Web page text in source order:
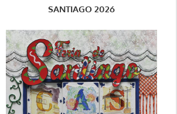
SANTIAGO 2026